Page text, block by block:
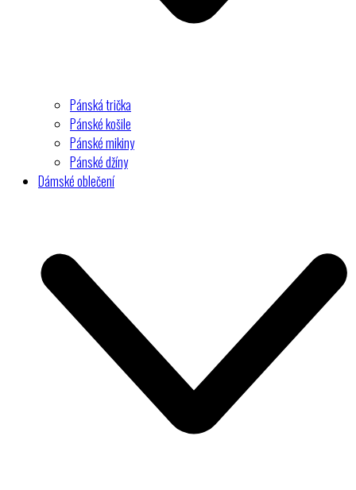
Pánská trička
Pánské košile
Pánské mikiny
Pánské džíny
Dámské oblečení